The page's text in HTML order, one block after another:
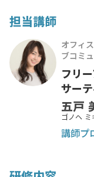
担当講師
オフィ
ブコミ
フリ
サー
五戸
ゴノヘ ミ
講師プ